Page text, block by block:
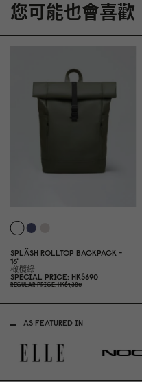
您可能也會喜歡
SPLÄSH ROLLTOP BACKPACK -
16"
橄欖綠
SPECIAL PRICE HK$690
REGULAR PRICE HK$1,380
AS FEATURED IN